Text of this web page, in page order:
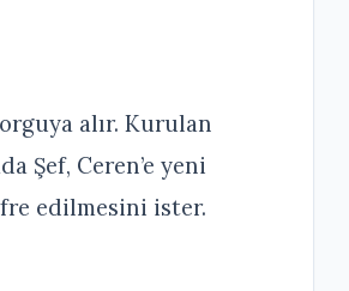
alır. Kurulan
Şef, Ceren’e yeni
edilmesini ister.